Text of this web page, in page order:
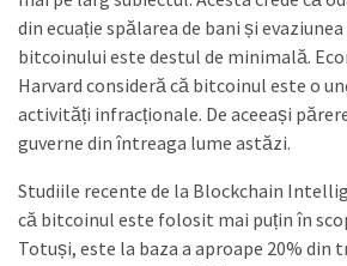
din ecuație spălarea de bani și
bitcoinului este destul de minimală.
Harvard consideră că bitcoinul este o
activități infracționale. De aceeași
guverne din întreaga lume astăzi.
Studiile recente de la Blockchain
că bitcoinul este folosit mai puțin în
Totuși, este la baza a aproape 20% din